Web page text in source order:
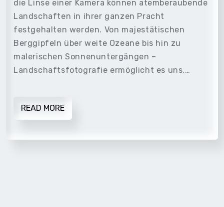
die Linse einer Kamera können atemberaubende
Landschaften in ihrer ganzen Pracht
festgehalten werden. Von majestätischen
Berggipfeln über weite Ozeane bis hin zu
malerischen Sonnenuntergängen –
Landschaftsfotografie ermöglicht es uns,…
READ MORE